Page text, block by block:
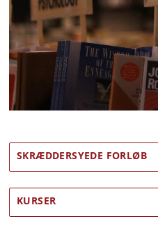
Psykologi
spørgsmål kan det være
SKRÆDDERSYEDE FORLØB
KURSER